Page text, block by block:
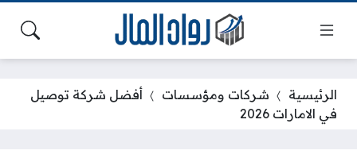
الرئيسية شركات ومؤسسات
أفضل شركة توصيل
في الامارات 2026